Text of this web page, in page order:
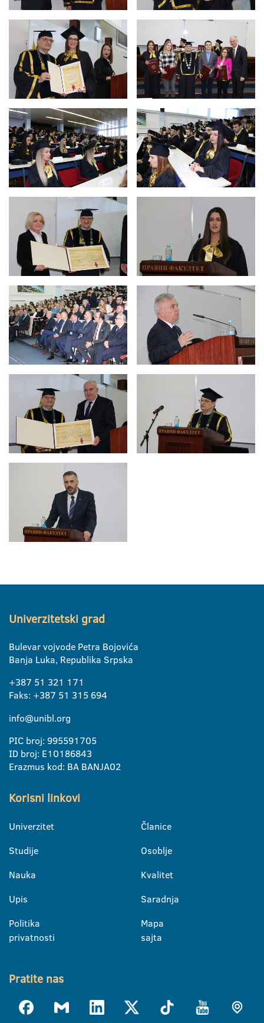
Univerzitetski grad
Bulevar vojvode Petra Bojovića
Banja Luka, Republika Srpska
+387 51 321 171
Faks: +387 51 315 694
info@unibl.org
PIC broj: 995591705
ID broj: E10186843
Erazmus kod: BA BANJA02
Korisni linkovi
Univerzitet
Studije
Nauka
Upis
Politika
privatnosti
Članice
Osoblje
Kvalitet
Saradnja
Mapa
sajta
Pratite nas